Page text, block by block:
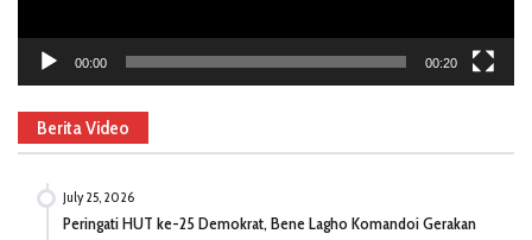
00:00 00:20
Berita Video
July 25, 2026
Peringati HUT ke-25 Demokrat, Bene Lagho Komandoi Gerakan